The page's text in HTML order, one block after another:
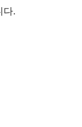
다.